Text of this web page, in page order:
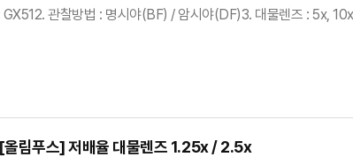
: GX512. 관찰방법 : 명시야(BF) / 암시야(DF)3. 대
림푸스] 저배율 대물렌즈 1.25x / 2.5x